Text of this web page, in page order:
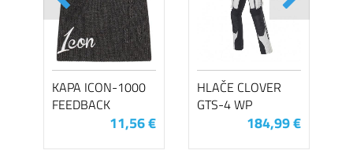
KAPA ICON-1000
FEEDBACK
11,56 €
HLAČE CLOVER
GTS-4 WP
184,99 €